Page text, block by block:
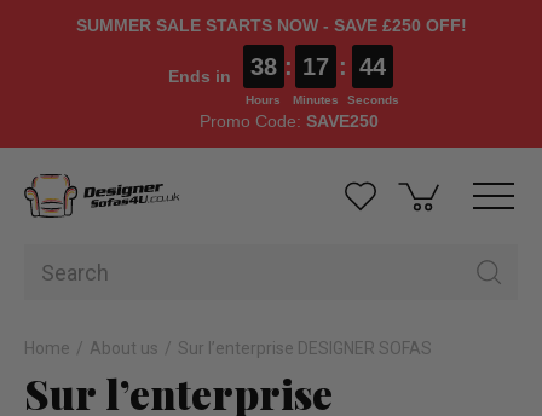
SUMMER SALE STARTS NOW - SAVE £250 OFF!
Ends in 38
Hours
: 17
Minutes
: 43
Seconds
Promo Code: SAVE250
Home About us Sur l’enterprise DESIGNER SOFAS
Sur l’enterprise